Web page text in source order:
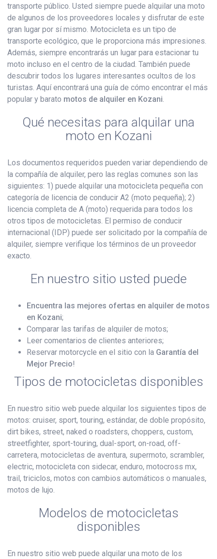
transporte público. Usted siempre puede alquilar una moto
de algunos de los proveedores locales y disfrutar de este
gran lugar por sí mismo. Motocicleta es un tipo de
transporte ecológico, que le proporciona más impresiones.
Además, siempre encontrarás un lugar para estacionar tu
moto incluso en el centro de la ciudad. También puede
descubrir todos los lugares interesantes ocultos de los
turistas. Aquí encontrará una guía de cómo encontrar el más
popular y barato motos de alquiler en Kozani.
Qué necesitas para alquilar una
moto en Kozani
Los documentos requeridos pueden variar dependiendo de
la compañía de alquiler, pero las reglas comunes son las
siguientes: 1) puede alquilar una motocicleta pequeña con
categoría de licencia de conducir A2 (moto pequeña); 2)
licencia completa de A (moto) requerida para todos los
otros tipos de motocicletas. El permiso de conducir
internacional (IDP) puede ser solicitado por la compañía de
alquiler, siempre verifique los términos de un proveedor
exacto.
En nuestro sitio usted puede
Encuentra las mejores ofertas en alquiler de motos
en Kozani;
Comparar las tarifas de alquiler de motos;
Leer comentarios de clientes anteriores;
Reservar motorcycle en el sitio con la Garantía del
Mejor Precio!
Tipos de motocicletas disponibles
En nuestro sitio web puede alquilar los siguientes tipos de
motos: cruiser, sport, touring, estándar, de doble propósito,
dirt bikes, street, naked o roadsters, choppers, custom,
streetfighter, sport-touring, dual-sport, on-road, off-
carretera, motocicletas de aventura, supermoto, scrambler,
electric, motocicleta con sidecar, enduro, motocross mx,
trail, triciclos, motos con cambios automáticos o manuales,
motos de lujo.
Modelos de motocicletas
disponibles
En nuestro sitio web puede alquilar una moto de los